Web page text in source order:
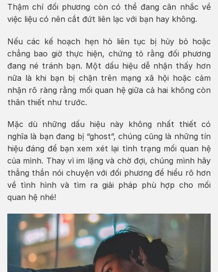
Thậm chí đối phương còn có thể đang cân nhắc về
việc liệu có nên cắt đứt liên lạc với bạn hay không.
Nếu các kế hoạch hẹn hò liên tục bị hủy bỏ hoặc
chẳng bao giờ thực hiện, chứng tỏ rằng đối phương
đang né tránh bạn. Một dấu hiệu dễ nhận thấy hơn
nữa là khi bạn bị chặn trên mạng xã hội hoặc cảm
nhận rõ ràng rằng mối quan hệ giữa cả hai không còn
thân thiết như trước.
Mặc dù những dấu hiệu này không nhất thiết có
nghĩa là bạn đang bị “ghost”, chúng cũng là những tín
hiệu đáng để bạn xem xét lại tình trạng mối quan hệ
của mình. Thay vì im lặng và chờ đợi, chúng mình hãy
thẳng thắn nói chuyện với đối phương để hiểu rõ hơn
về tình hình và tìm ra giải pháp phù hợp cho mối
quan hệ nhé!